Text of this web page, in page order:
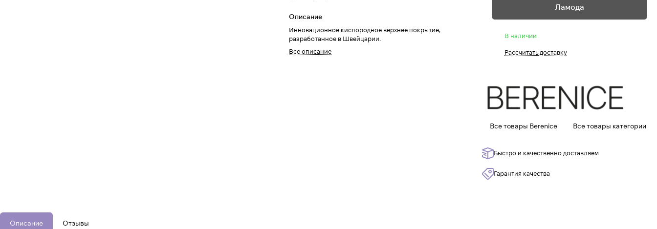
Описание
Инновационное кислородное верхнее покрытие,
разработанное в Швейцарии.
Все описание
Ламода
В наличии
Рассчитать доставку
Все товары Berenice Все товары категории
Быстро и качественно доставляем
Гарантия качества
Описание Отзывы